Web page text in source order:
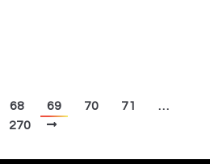
68 69 70 71
…
270